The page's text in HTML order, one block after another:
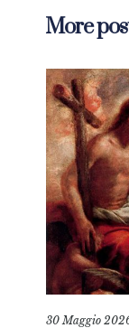
More
30 Maggio